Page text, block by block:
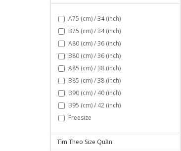
A75 (cm) / 34 (inch)
B75 (cm) / 34 (inch)
A80 (cm) / 36 (inch)
B80 (cm) / 36 (inch)
A85 (cm) / 38 (inch)
B85 (cm) / 38 (inch)
B90 (cm) / 40 (inch)
B95 (cm) / 42 (inch)
Freesize
Tìm Theo Size Quần